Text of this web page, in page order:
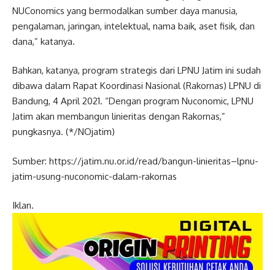
NUConomics yang bermodalkan sumber daya manusia,
pengalaman, jaringan, intelektual, nama baik, aset fisik, dan
dana,” katanya.
Bahkan, katanya, program strategis dari LPNU Jatim ini sudah
dibawa dalam Rapat Koordinasi Nasional (Rakornas) LPNU di
Bandung, 4 April 2021. “Dengan program Nuconomic, LPNU
Jatim akan membangun linieritas dengan Rakornas,”
pungkasnya. (*/NOjatim)
Sumber: https://jatim.nu.or.id/read/bangun-linieritas–lpnu-
jatim-usung-nuconomic-dalam-rakornas
Iklan.